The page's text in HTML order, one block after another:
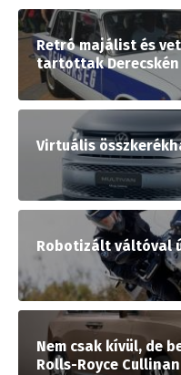
Retró majálist és
tartottak Derecskén
Virtuális
Robotizált váltóval
Nem csak kívül, de
Rolls-Royce